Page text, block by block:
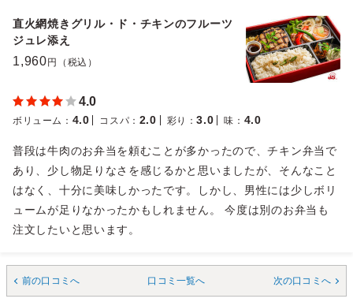
直火網焼きグリル・ド・チキンのフルーツ
ジュレ添え
1,960 円（税込）
4.0
ボリューム ： 4.0 コスパ ： 2.0 彩り ：3.0 味 ： 4.0
普段は牛肉のお弁当を頼むことが多かったので、チキン弁当で
あり、少し物足りなさを感じるかと思いましたが、そんなこと
はなく、十分に美味しかったです。しかし、男性には少しボリ
ュームが足りなかったかもしれません。 今度は別のお弁当も
注文したいと思います。
前の口コミへ 口コミ一覧へ 次の口コミへ